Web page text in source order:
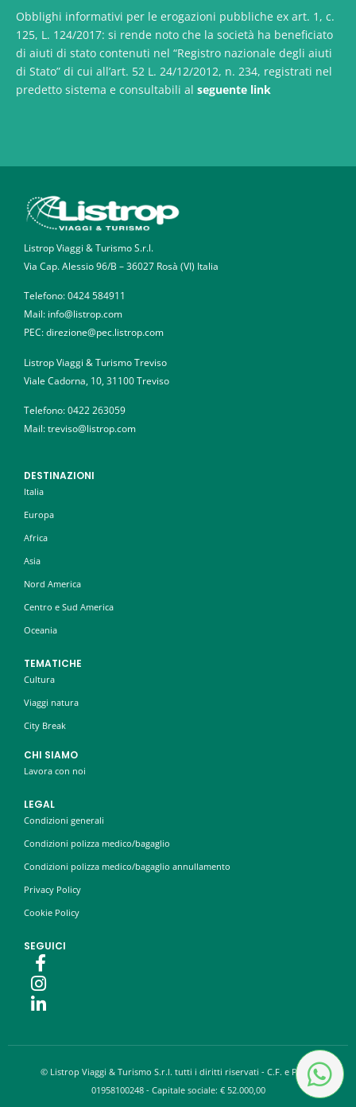
Obblighi informativi per le erogazioni pubbliche ex art. 1, c.
125, L. 124/2017: si rende noto che la società ha beneficiato
di aiuti di stato contenuti nel “Registro nazionale degli aiuti
di Stato” di cui all’art. 52 L. 24/12/2012, n. 234, registrati nel
predetto sistema e consultabili al seguente link
Listrop Viaggi & Turismo S.r.l.
Via Cap. Alessio 96/B – 36027 Rosà (VI) Italia
Telefono:0424 584911
Mail: info@listrop.com
PEC: direzione@pec.listrop.com
Listrop Viaggi & Turismo Treviso
Viale Cadorna, 10, 31100 Treviso
Telefono:0422 263059
Mail: treviso@listrop.com
DESTINAZIONI
Italia
Europa
Africa
Asia
Nord America
Centro e Sud America
Oceania
TEMATICHE
Cultura
Viaggi natura
City Break
CHI SIAMO
Lavora con noi
LEGAL
Condizioni generali
Condizioni polizza medico/bagaglio
Condizioni polizza medico/bagaglio annullamento
Privacy Policy
Cookie Policy
SEGUICI
© Listrop Viaggi & Turismo S.r.l. tutti i diritti riservati - C.F. e P.IVA:
01958100248 - Capitale sociale: € 52.000,00